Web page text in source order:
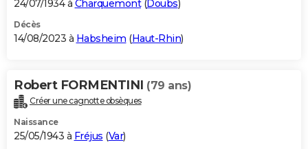
GUIDES D'ACHAT
BONS PLANS
Carte de Noël
Carte Bonne année
Carte Saint-Valentin
Carte Pâques
Carte d'anniversaire
DICTIONNAIRE
Dictionnaire
Biographies
Citations
Expressions
Proverbes
PROGRAMME TV
24/07/1934 à Charquemont(Doubs)
Décès
14/08/2023 à Habsheim (Haut-Rhin)
Robert FORMENTINI (79 ans)
Créer une cagnotte obsèques
Naissance
25/05/1943 à Fréjus (Var)